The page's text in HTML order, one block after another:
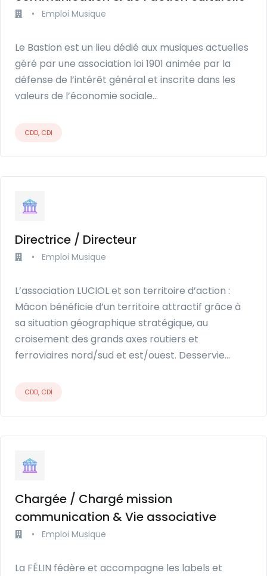
• Emploi Musique
Le Bastion est un lieu dédié aux musiques actuelles
géré par une association loi 1901 animée par la
défense de l’intérêt général et inscrite dans les
valeurs de l’économie sociale…
CDD, CDI
Directrice / Directeur
• Emploi Musique
L’association LUCIOL et son territoire d’action :
Mâcon bénéficie d’un territoire attractif grâce à
sa situation géographique stratégique, au
croisement des grands axes routiers et
ferroviaires nord/sud et est/ouest. Desservie…
CDD, CDI
Chargée / Chargé mission
communication & Vie associative
• Emploi Musique
La FÉLIN fédère et accompagne les labels et